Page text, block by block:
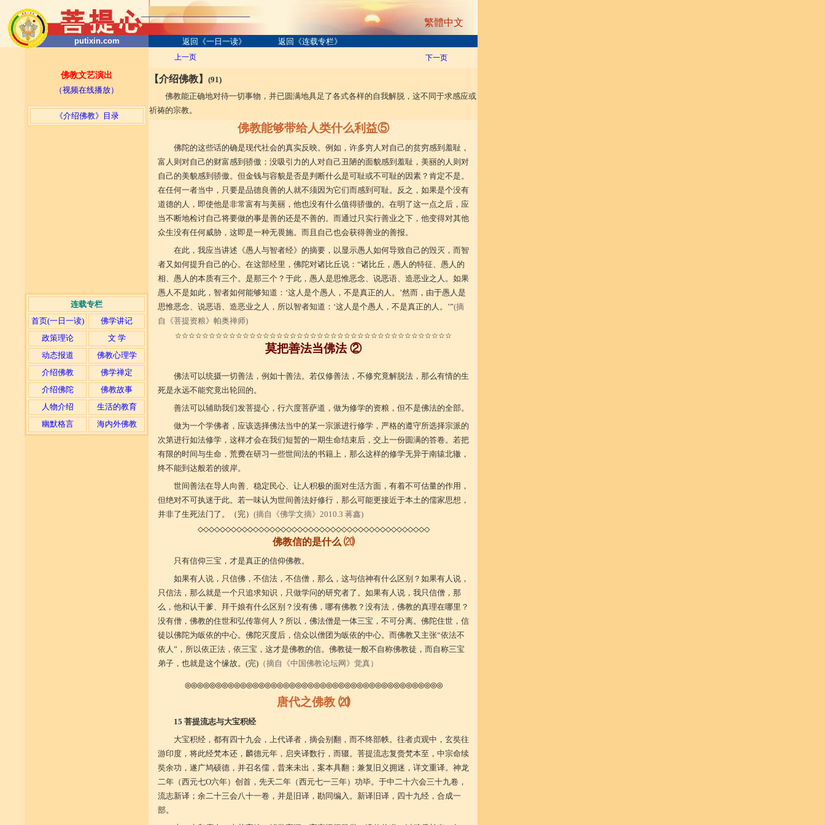
putixin.com 返回《一日一读》 返回《连载专栏》
佛教文艺演出
（视频在线播放）
连载专栏
首页(一日一读)
佛学讲记
政策理论
文 学
动态报道
佛教心理学
介绍佛教
佛学禅定
介绍佛陀
佛教故事
人物介绍
生活的教育
幽默格言
海内外佛教
上一页 下一页
【介绍佛教】 (91)
佛教能正确地对待一切事物，并已圆满地具足了各式各样的自我解脱，这不同于求感应或
祈祷的宗教。
佛教能够带给人类什么利益⑤
佛陀的这些话的确是现代社会的真实反映。例如，许多穷人对自己的贫穷感到羞耻，
富人则对自己的财富感到骄傲；没吸引力的人对自己丑陋的面貌感到羞耻，美丽的人则对
自己的美貌感到骄傲。但金钱与容貌是否是判断什么是可耻或不可耻的因素？肯定不是。
在任何一者当中，只要是品德良善的人就不须因为它们而感到可耻。反之，如果是个没有
道德的人，即使他是非常富有与美丽，他也没有什么值得骄傲的。在明了这一点之后，应
当不断地检讨自己将要做的事是善的还是不善的。而通过只实行善业之下，他变得对其他
众生没有任何威胁，这即是一种无畏施。而且自己也会获得善业的善报。
在此，我应当讲述《愚人与智者经》的摘要，以显示愚人如何导致自己的毁灭，而智
者又如何提升自己的心。在这部经里，佛陀对诸比丘说：“诸比丘，愚人的特征、愚人的
相、愚人的本质有三个。是那三个？于此，愚人是思惟恶念、说恶语、造恶业之人。如果
愚人不是如此，智者如何能够知道：‘这人是个愚人，不是真正的人。’然而，由于愚人是
思惟恶念、说恶语、造恶业之人，所以智者知道：‘这人是个愚人，不是真正的人。’”(摘
自《菩提资粮》帕奥禅师)
☆☆☆☆☆☆☆☆☆☆☆☆☆☆☆☆☆☆☆☆☆☆☆☆☆☆☆☆☆☆☆☆☆☆☆☆☆☆☆☆☆
莫把善法当佛法 ②
佛法可以统摄一切善法，例如十善法。若仅修善法，不修究竟解脱法，那么有情的生
死是永远不能究竟出轮回的。
善法可以辅助我们发菩提心，行六度菩萨道，做为修学的资粮，但不是佛法的全部。
做为一个学佛者，应该选择佛法当中的某一宗派进行修学，严格的遵守所选择宗派的
次第进行如法修学，这样才会在我们短暂的一期生命结束后，交上一份圆满的答卷。若把
有限的时间与生命，荒费在研习一些世间法的书籍上，那么这样的修学无异于南辕北辙，
终不能到达般若的彼岸。
世间善法在导人向善、稳定民心、让人积极的面对生活方面，有着不可估量的作用，
但绝对不可执迷于此。若一味认为世间善法好修行，那么可能更接近于本土的儒家思想，
并非了生死法门了。（完） (摘自《佛学文摘》2010.3 蒋鑫)
◇◇◇◇◇◇◇◇◇◇◇◇◇◇◇◇◇◇◇◇◇◇◇◇◇◇◇◇◇◇◇◇◇◇◇◇◇◇◇◇◇◇
佛教信的是什么 ⒇
只有信仰三宝，才是真正的信仰佛教。
如果有人说，只信佛，不信法，不信僧，那么，这与信神有什么区别？如果有人说，
只信法，那么就是一个只追求知识，只做学问的研究者了。如果有人说，我只信僧，那
么，他和认干爹、拜干娘有什么区别？没有佛，哪有佛教？没有法，佛教的真理在哪里？
没有僧，佛教的住世和弘传靠何人？所以，佛法僧是一体三宝，不可分离。佛陀住世，信
徒以佛陀为皈依的中心。佛陀灭度后，信众以僧团为皈依的中心。而佛教又主张“依法不
依人”，所以依正法，依三宝，这才是佛教的信。佛教徒一般不自称佛教徒，而自称三宝
弟子，也就是这个缘故。(完)（摘自《中国佛教论坛网》觉真）
◎◎◎◎◎◎◎◎◎◎◎◎◎◎◎◎◎◎◎◎◎◎◎◎◎◎◎◎◎◎◎◎◎◎◎◎◎◎◎◎◎◎
唐代之佛教 ⒇
15 菩提流志与大宝积经
大宝积经，都有四十九会，上代译者，摘会别翻，而不终部帙。往者贞观中，玄奘往
游印度，将此经梵本还，麟德元年，启夹译数行，而辍。菩提流志复赍梵本至，中宗命续
奘余功，遂广鸠硕德，并召名儒，昔来未出，案本具翻；兼复旧义拥迷，详文重译。神龙
二年（西元七O六年）创首，先天二年（西元七一三年）功毕。于中二十六会三十九卷，
流志新译；余二十三会八十一卷，并是旧译，勘同编入。新译旧译，四十九经，合成一
部。
《介绍佛教》目录
繁體中文